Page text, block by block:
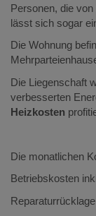
Personen, die
lässt sich sogar
Die Wohnung
Die Liegenschaft
verbesserten
Heizkosten
Die monatlichen
Betriebskosten